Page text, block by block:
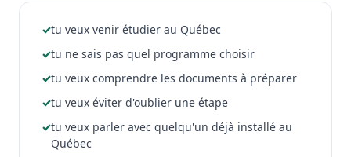
✓tu veux venir étudier au Québec
✓tu ne sais pas quel programme choisir
✓tu veux comprendre les documents à préparer
✓tu veux éviter d'oublier une étape
✓tu veux parler avec quelqu'un déjà installé au
Québec